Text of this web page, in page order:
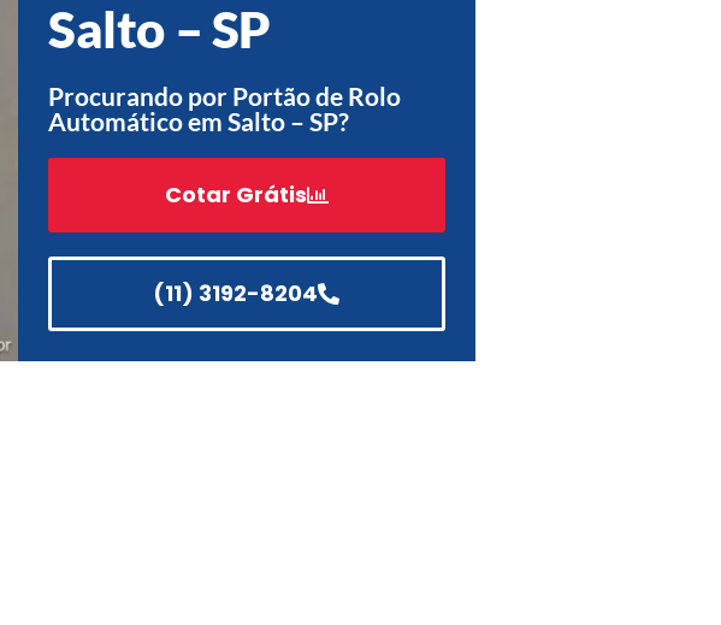
Aldeia – RJ
Salto – SP
Procurando por Portão de Rolo
Automático em Salto – SP?
Cotar Grátis
(11) 3192-8204